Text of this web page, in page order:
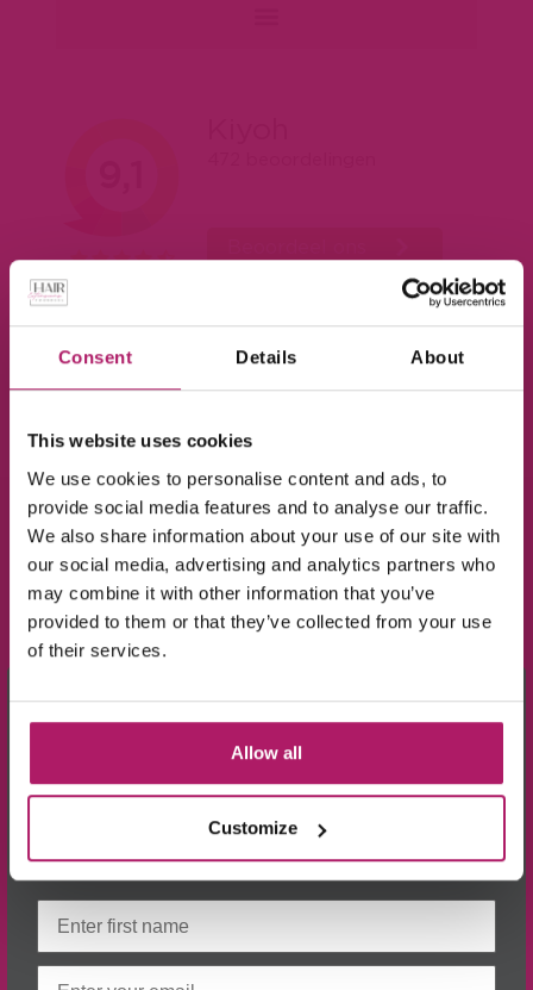
10% KORTING!
Op alle producten in de webshop
×
Consent Details About
This website uses cookies
We use cookies to personalise content and ads, to
provide social media features and to analyse our traffic.
We also share information about your use of our site with
our social media, advertising and analytics partners who
may combine it with other information that you’ve
provided to them or that they’ve collected from your use
of their services.
Allow all
Customize
Acties en nieuws ontvangen?
SUBSCRIBE